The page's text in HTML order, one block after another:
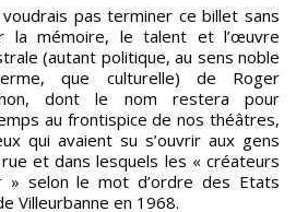
voudrais pas terminer ce billet sans
la mémoire, le talent et l’œuvre
(autant politique, au sens noble
que culturelle) de Roger
dont le nom restera pour
au frontispice de nos théâtres,
qui avaient su s’ouvrir aux gens
et dans lesquels les « créateurs
» selon le mot d’ordre des Etats
Villeurbanne en 1968.